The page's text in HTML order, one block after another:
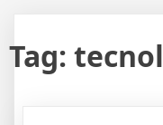
Tag: